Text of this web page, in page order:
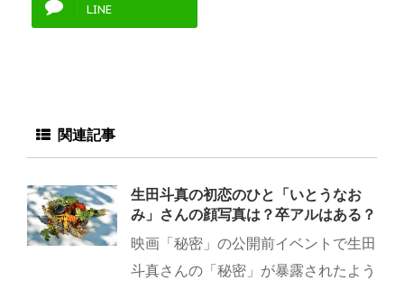
LINE
関連記事
生田斗真の初恋のひと「いとうなお
み」さんの顔写真は？卒アルはある？
映画「秘密」の公開前イベントで生田
斗真さんの「秘密」が暴露されたよう